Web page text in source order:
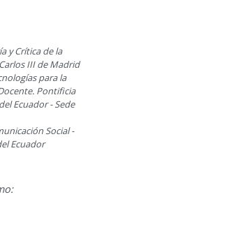
y Crítica de la
III de Madrid
para la
Pontificia
Ecuador - Sede
Social -
Ecuador